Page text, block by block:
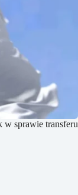
w sprawie transferu